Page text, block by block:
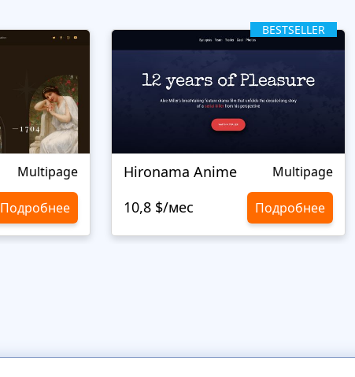
Multipage
Подробнее
BESTSELLER
Hironama Anime Multipage
10,8 $/мес Подробнее